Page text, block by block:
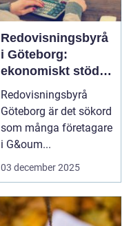
Redovisningsbyrå
i Göteborg:
ekonomiskt stöd
för ditt företag
Redovisningsbyrå
Göteborg är det sökord
som många företagare
i G&oum...
03 december 2025